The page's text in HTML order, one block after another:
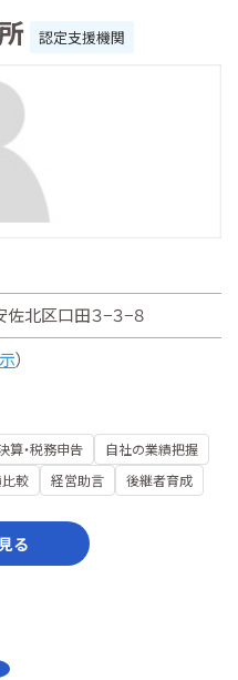
認定支援機関
北区口田３−３−８
）
算・税務申告
自社の業績把握
較 経営助言 後継者育成
る